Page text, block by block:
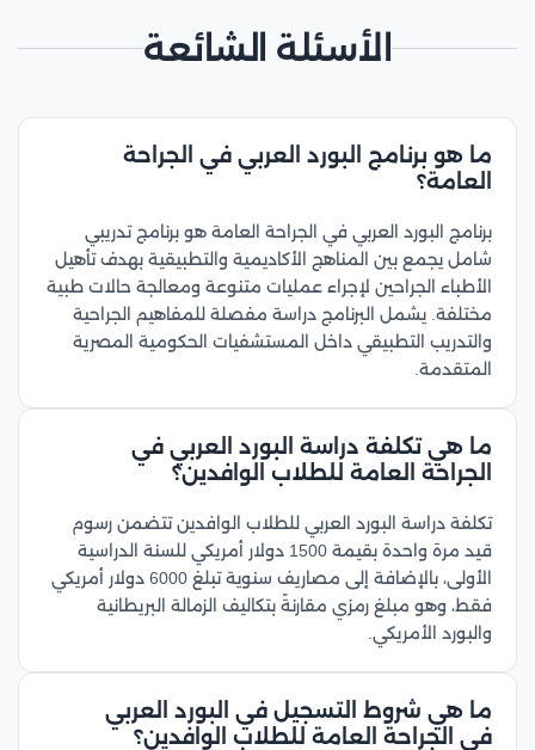
الأسئلة الشائعة
ما هو برنامج البورد العربي في الجراحة
العامة؟
برنامج البورد العربي في الجراحة العامة هو برنامج تدريبي
شامل يجمع بين المناهج الأكاديمية والتطبيقية بهدف تأهيل
الأطباء الجراحين لإجراء عمليات متنوعة ومعالجة حالات طبية
مختلفة. يشمل البرنامج دراسة مفصلة للمفاهيم الجراحية
والتدريب التطبيقي داخل المستشفيات الحكومية المصرية
المتقدمة.
ما هي تكلفة دراسة البورد العربي في
الجراحة العامة للطلاب الوافدين؟
تكلفة دراسة البورد العربي للطلاب الوافدين تتضمن رسوم
قيد مرة واحدة بقيمة 1500 دولار أمريكي للسنة الدراسية
الأولى، بالإضافة إلى مصاريف سنوية تبلغ 6000 دولار أمريكي
فقط، وهو مبلغ رمزي مقارنةً بتكاليف الزمالة البريطانية
والبورد الأمريكي.
ما هي شروط التسجيل في البورد العربي
في الجراحة العامة للطلاب الوافدين؟